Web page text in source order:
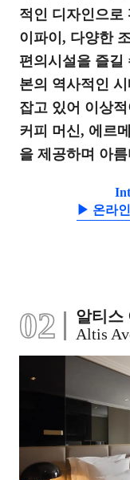
적인 디자인으로
이파이, 다양한
편의시설을 즐길
본의 역사적인
잡고 있어 이상
커피 머신, 에르
을 제공하며 아
▶ 온라
02
알티스
Altis